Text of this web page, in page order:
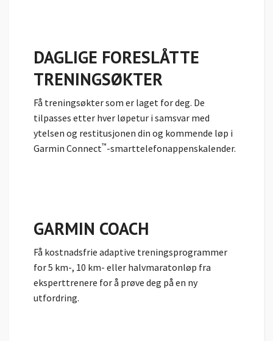
DAGLIGE FORESLÅTTE
TRENINGSØKTER
Få treningsøkter som er laget for deg. De
tilpasses etter hver løpetur i samsvar med
ytelsen og restitusjonen din og kommende løp i
Garmin Connect™-smarttelefonappenskalender.
GARMIN COACH
Få kostnadsfrie adaptive treningsprogrammer
for 5 km-, 10 km- eller halvmaratonløp fra
eksperttrenere for å prøve deg på en ny
utfordring.